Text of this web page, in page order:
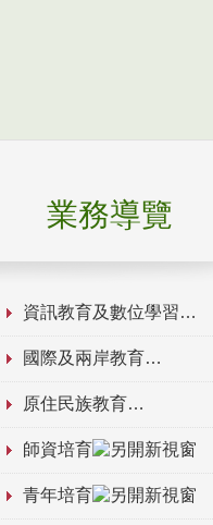
業務導覽
資訊教育及數位學習
國際及兩岸教育
原住民族教育
師資培育
青年培育